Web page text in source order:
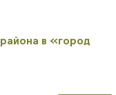
в «город